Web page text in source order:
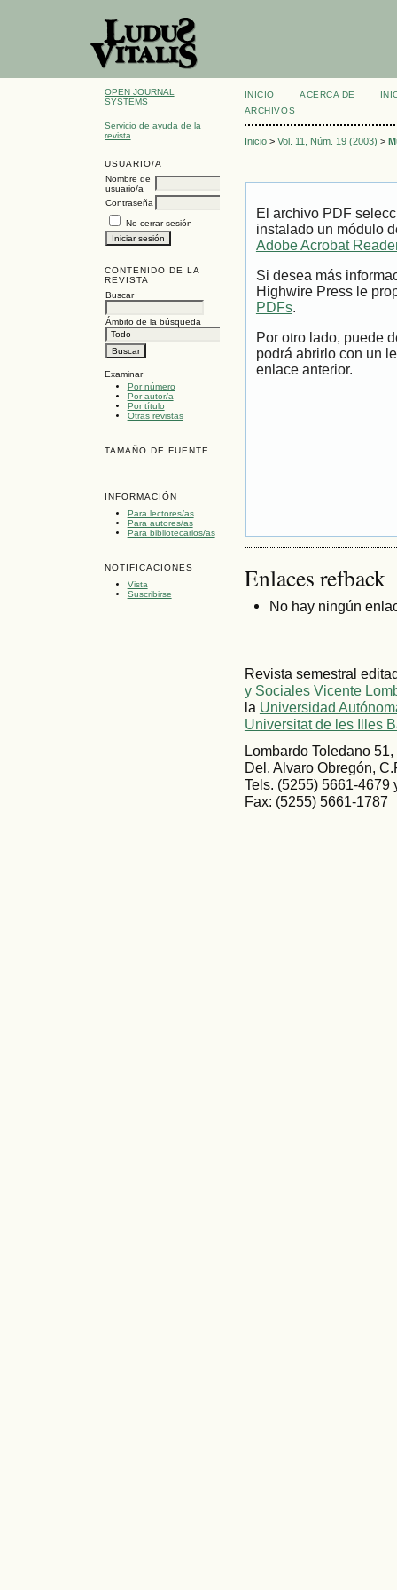
OPEN JOURNAL
SYSTEMS
Servicio de ayuda de la
revista
USUARIO/A
Nombre de
usuario/a
Contraseña
No cerrar sesión
CONTENIDO DE LA
REVISTA
Buscar
Ámbito de la búsqueda
Examinar
Por número
Por autor/a
Por título
Otras revistas
TAMAÑO DE FUENTE
INFORMACIÓN
Para lectores/as
Para autores/as
Para bibliotecarios/as
NOTIFICACIONES
Vista
Suscribirse
INICIO ACERCA DE
ARCHIVOS
Inicio> Vol. 11, Núm. 19 (2003) >
El archivo PDF
instalado un módulo
Adobe Acrobat
Si desea más
Highwire Press le
PDFs.
Por otro lado, puede
podrá abrirlo con un
enlace anterior.
Enlaces refback
No hay ningún
Revista semestral
y Sociales Vicente
la Universidad
Universitat de les Illes
Lombardo Toledano
Del. Alvaro Obregón,
Tels. (5255) 5661-4679
Fax: (5255) 5661-1787